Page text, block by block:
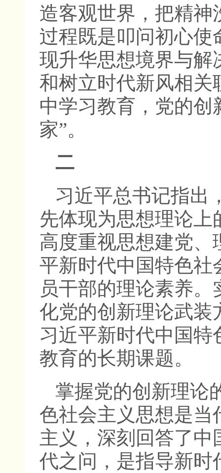
造客观世界，把精神
过程既是叩问初心使
现升华思想境界与解
和树立时代新风相关
中学习教育，党的创
家”。
二
习近平总书记指出
先体现为思想理论上
高度重视思想建党、
平新时代中国特色社
员干部的理论素养
化党的创新理论武装
习近平新时代中国
教育的长期课题。
掌握党的创新理论
色社会主义思想是当
主义，深刻回答了
代之问，是指导新时